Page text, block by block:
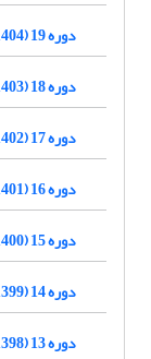
دوره 19 (1404)
دوره 18 (1403)
دوره 17 (1402)
دوره 16 (1401)
دوره 15 (1400)
دوره 14 (1399)
دوره 13 (1398)